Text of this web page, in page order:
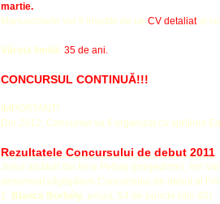
martie.
Manuscrisele vor fi insotite de un CV detaliatal
Vârsta limită: 35 de ani.
CONCURSUL CONTINUĂ!!!
IMPORTANT!
Din 2012, Concursul va fi organizat cu sprijinul
Rezultatele Concursului de debut 2011
Juriul alcătuit din Irina Petraş (preşedinte), Ion
desemnat câştigătorii Concursului de debut al
1. Blanca Borbély, proza, 54 de puncte (din 60)